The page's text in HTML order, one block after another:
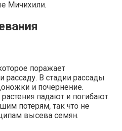
Мичихили.
поражает
В стадии рассады
и почернение.
падают и погибают.
потерям, так что не
высева семян.